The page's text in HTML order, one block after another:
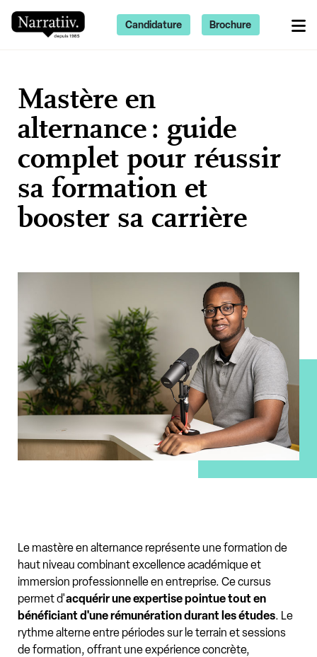
Mastère en
alternance : guide
complet pour réussir
sa formation et
booster sa carrière
Le mastère en alternance représente une formation de
haut niveau combinant excellence académique et
immersion professionnelle en entreprise. Ce cursus
permet d'acquérir une expertise pointue tout en
bénéficiant d'une rémunération durant les études. Le
rythme alterne entre périodes sur le terrain et sessions
de formation, offrant une expérience concrète,
Candidature Brochure